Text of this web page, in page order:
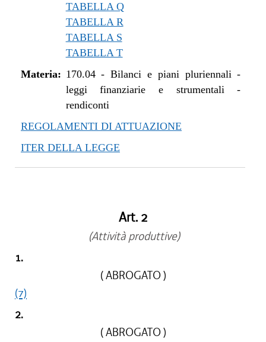
TABELLA Q
TABELLA R
TABELLA S
TABELLA T
Materia: 170.04-Bilanci e piani pluriennali -
leggi finanziarie e strumentali -
rendiconti
REGOLAMENTI DI ATTUAZIONE
ITER DELLA LEGGE
Art. 2
(Attività produttive)
1.
( ABROGATO )
(7)
2.
( ABROGATO )